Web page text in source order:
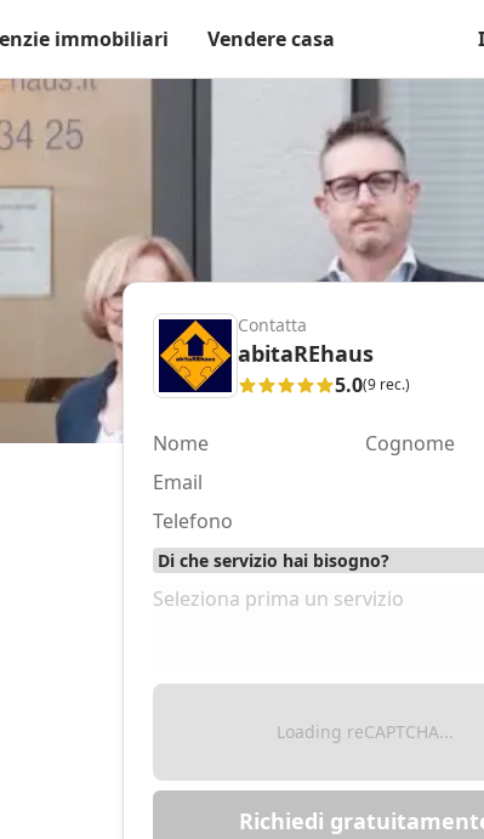
immobiliari Vendere casa
Contatta
abitaREhaus
5.0(9 rec.)
Loading reCAPTCHA...
Richiedi